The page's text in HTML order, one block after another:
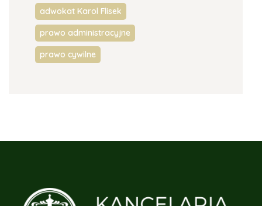
adwokat Karol Flisek
prawo administracyjne
prawo cywilne